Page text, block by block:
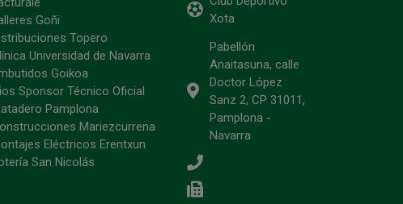
Goñi
Topero
Universidad de Navarra
Goikoa
Sponsor Técnico Oficial
Pamplona
Mariezcurrena
Eléctricos Erentxun
San Nicolás
Xota
Pabellón
Anaitasuna, calle
Doctor López
Sanz 2, CP 31011,
Pamplona -
Navarra